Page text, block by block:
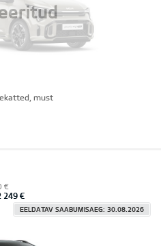
must
€
249 €
EELDATAV SAABUMISAEG: 30.08.2026